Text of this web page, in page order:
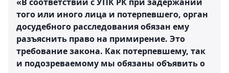
того или иного лица и потерпевшего, орган
досудебного расследования обязан ему
разъяснить право на примирение. Это
требование закона. Как потерпевшему, так
и подозреваемому мы обязаны объявить о